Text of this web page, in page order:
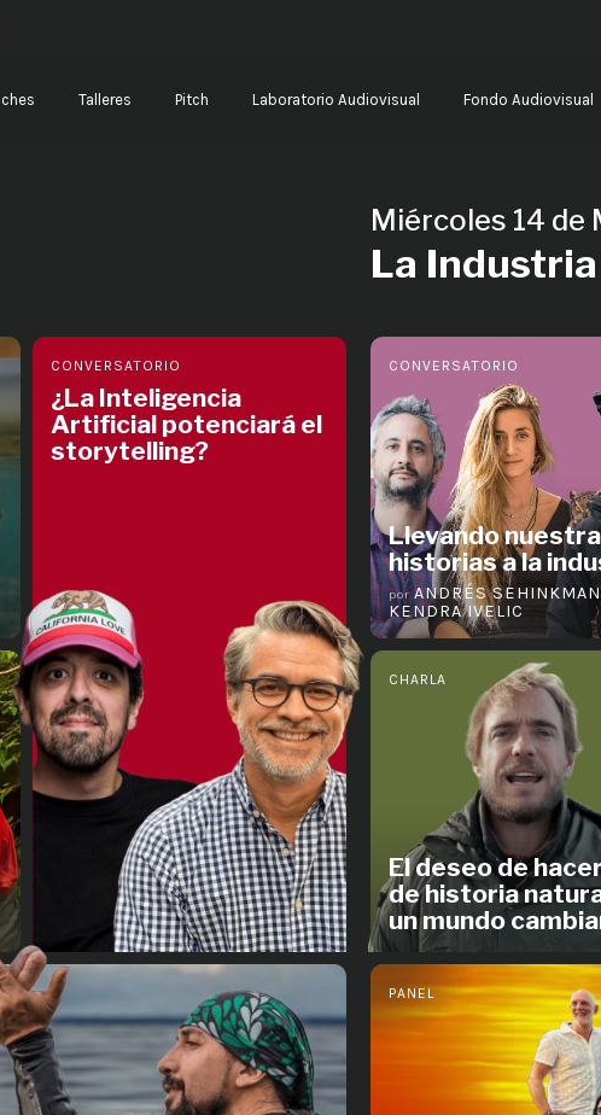
Talleres Pitch Laboratorio Audiovisual Fondo Audiovisual
CONVERSATORIO
¿La Inteligencia
Artificial potenciará el
storytelling?
Miércoles 14 de
La Industria
CONVERSATORIO
Llevando
historias a la
porANDRÉS SEHINKMAN
KENDRA IVELIC
CHARLA
El deseo de
de historia
un mundo
PANEL